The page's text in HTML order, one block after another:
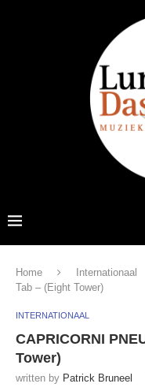
Home Internationaal
Tab – (Eight Tower)
INTERNATIONAAL
CAPRICORNI
Tower)
written by Patrick Bruneel